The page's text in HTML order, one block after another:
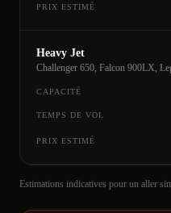
Heavy Jet
Challenger 650, Falcon 900LX,
Estimations indicatives pour un aller